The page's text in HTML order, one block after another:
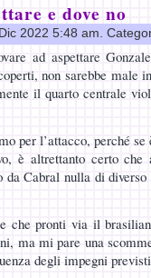
e dove no
2022 5:48 am.
ad aspettare
non sarebbe male
il quarto centrale
per l’attacco, perché
è altrettanto certo che
da Cabral nulla di
che pronti via il
ma mi pare una
degli impegni